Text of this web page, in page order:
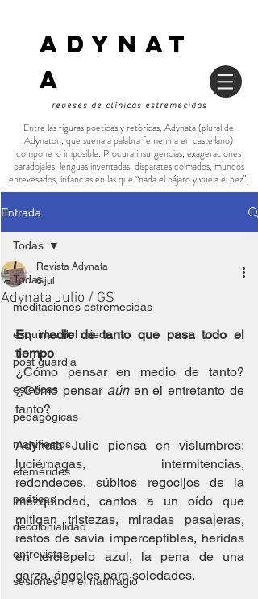
ADYNAT
a
reveses de clínicas estremecidas
Entre las figuras poéticas y retóricas, Adynata (plural de
Adynaton, que suena a palabra femenina en castellano)
compone lo imposible. Procura insurgencias, exageraciones
paradojales, lenguas inventadas, disparates colmados, mundos
enrevesados, infancias en las que “nada el pájaro y vuela el pez”.
Entrada
Todas
meditaciones estremecidas
esquirlas del miedo
post guardia
esteticas
pedagógicas
manifiestos
efemérides
poéticas
decolonialidad
entrevistas
sesiones en el naufragio
Todas
Adynata Julio / GS
Revista Adynata
6 jul
En medio de tanto que pasa todo el
tiempo
¿Cómo pensar en medio de tanto?
¿Cómo pensar aún en el entretanto de
tanto?
Adynata Julio piensa en vislumbres:
luciérnagas, intermitencias,
redondeces, súbitos regocijos de la
mezquindad, cantos a un oído que
mitigan tristezas, miradas pasajeras,
restos de savia imperceptibles, heridas
en terciopelo azul, la pena de una
garza, ángeles para soledades.